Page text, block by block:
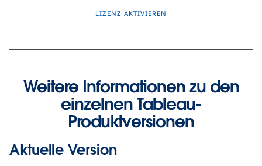
LIZENZ AKTIVIEREN
Weitere Informationen zu den
einzelnen Tableau-
Produktversionen
Aktuelle Version